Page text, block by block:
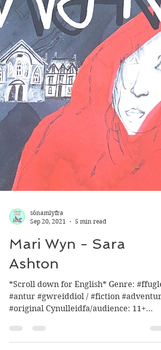
sônamlyfra
Sep 20, 2021
Mari Wyn - Sara
Ashton
*Scroll down for English* Genre: